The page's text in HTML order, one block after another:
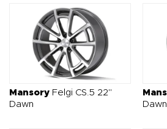
rozwiązań, które pozwolą Ci
potęgę Twojego Rolls-Royce’a,
z naszej oferty będzie najlepszym
Mansory Felgi CS.5 22"
Dawn
Dawn